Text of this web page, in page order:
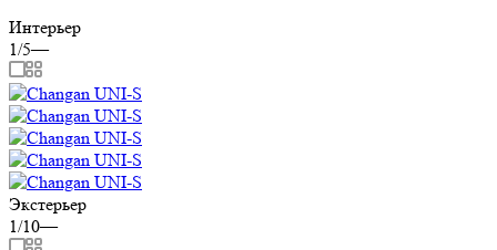
Интерьер
1/5—
Экстерьер
1/10—